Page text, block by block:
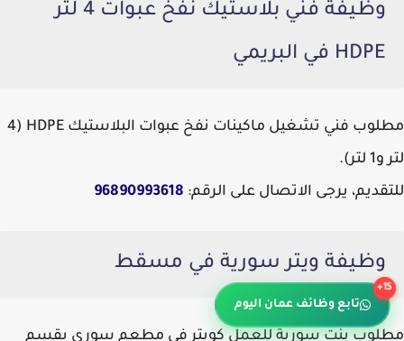
وظيفة فني بلاستيك نفخ عبوات 4 لتر
HDPE في البريمي
مطلوب فني تشغيل ماكينات نفخ عبوات البلاستيك HDPE (4
لتر و1 لتر).
للتقديم، يرجى الاتصال على الرقم: 96890993618
وظيفة ويتر سورية في مسقط
مطلوب بنت سورية للعمل كويتر في مطعم سوري بقسم
تابع وظائف عمان اليوم
15+